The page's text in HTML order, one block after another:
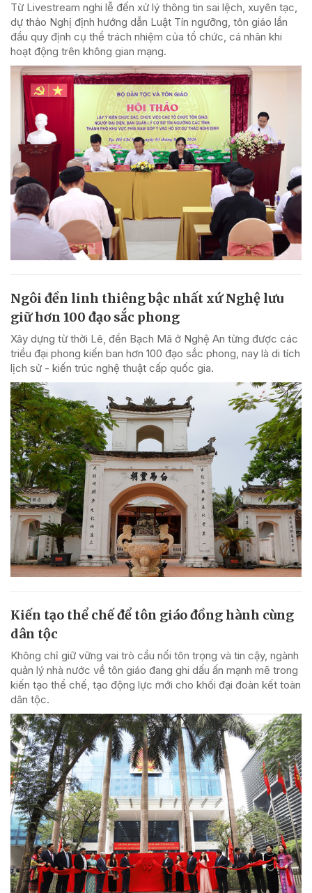
Từ Livestream nghi lễ đến xử lý thông tin sai lệch, xuyên tạc,
dự thảo Nghị định hướng dẫn Luật Tín ngưỡng, tôn giáo lần
đầu quy định cụ thể trách nhiệm của tổ chức, cá nhân khi
hoạt động trên không gian mạng.
Ngôi đền linh thiêng bậc nhất xứ Nghệ lưu
giữ hơn 100 đạo sắc phong
Xây dựng từ thời Lê, đền Bạch Mã ở Nghệ An từng được các
triều đại phong kiến ban hơn 100 đạo sắc phong, nay là di tích
lịch sử - kiến trúc nghệ thuật cấp quốc gia.
Kiến tạo thể chế để tôn giáo đồng hành cùng
dân tộc
Không chỉ giữ vững vai trò cầu nối tôn trọng và tin cậy, ngành
quản lý nhà nước về tôn giáo đang ghi dấu ấn mạnh mẽ trong
kiến tạo thể chế, tạo động lực mới cho khối đại đoàn kết toàn
dân tộc.